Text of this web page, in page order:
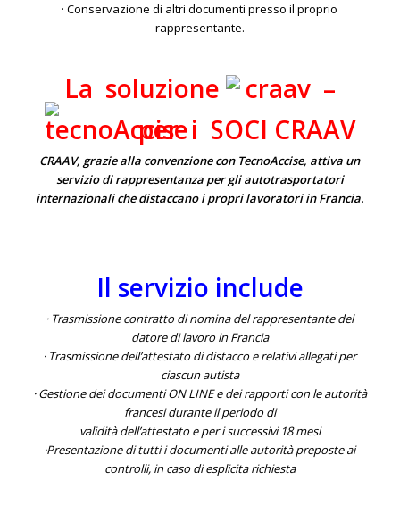
· Conservazione di altri documenti presso il proprio
rappresentante.
La soluzione
–
per i SOCI CRAAV
CRAAV, grazie alla convenzione con TecnoAccise, attiva un
servizio di rappresentanza per gli autotrasportatori
internazionali che distaccano i propri lavoratori in Francia.
Il servizio include
· Trasmissione contratto di nomina del rappresentante del
datore di lavoro in Francia
· Trasmissione dell’attestato di distacco e relativi allegati per
ciascun autista
· Gestione dei documenti ON LINE e dei rapporti con le autorità
francesi durante il periodo di
validità dell’attestato e per i successivi 18 mesi
·Presentazione di tutti i documenti alle autorità preposte ai
controlli, in caso di esplicita richiesta